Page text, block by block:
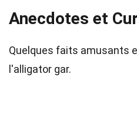
Anecdotes et
Quelques faits amusants
l'alligator gar.